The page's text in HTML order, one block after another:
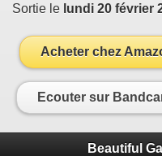
Sortie le lundi 20 février
Acheter chez
Ecouter sur
Beautiful